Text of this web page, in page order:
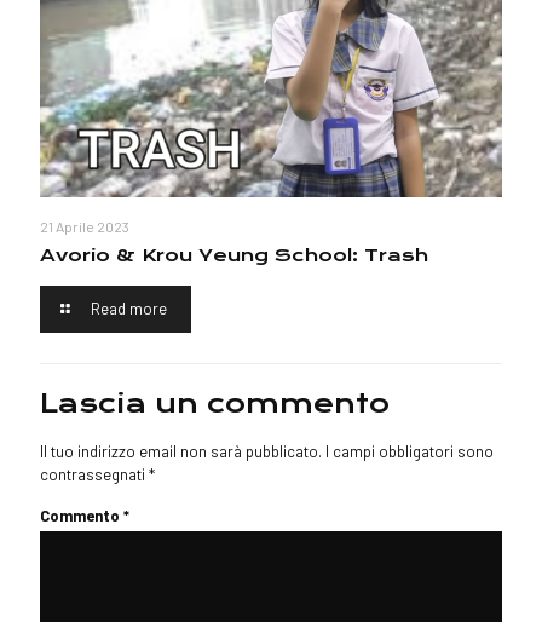
21 Aprile 2023
Avorio & Krou Yeung School: Trash
Read more
Lascia un commento
Il tuo indirizzo email non sarà pubblicato. I campi obbligatori sono
contrassegnati *
Commento *